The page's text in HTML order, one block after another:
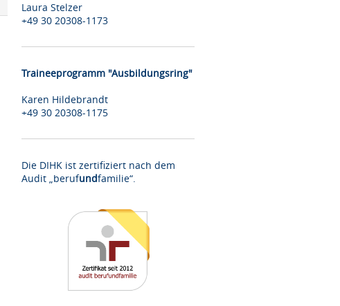
Laura Stelzer
+49 30 20308-1173
Traineeprogramm "Ausbildungsring"
Karen Hildebrandt
+49 30 20308-1175
Die DIHK ist zertifiziert nach dem
Audit „berufundfamilie“.